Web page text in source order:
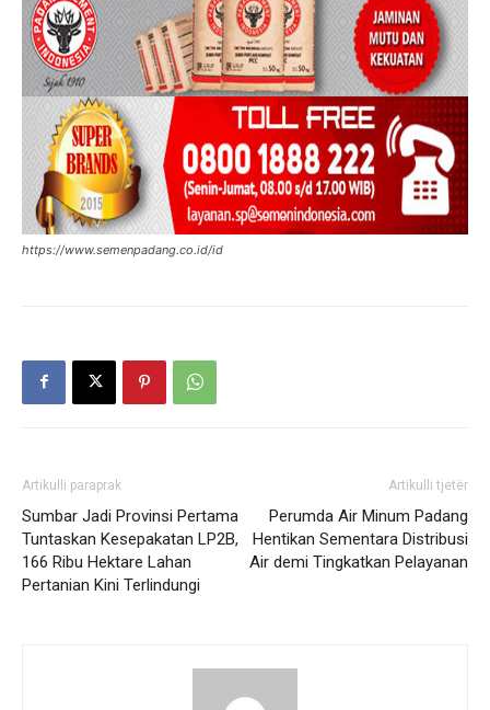
https://www.semenpadang.co.id/id
Artikulli paraprak
Sumbar Jadi Provinsi Pertama
Tuntaskan Kesepakatan LP2B,
166 Ribu Hektare Lahan
Pertanian Kini Terlindungi
Artikulli tjetër
Perumda Air Minum Padang
Hentikan Sementara Distribusi
Air demi Tingkatkan Pelayanan